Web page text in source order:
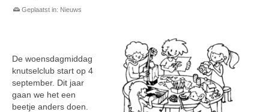
Geplaatst in: Nieuws
De woensdagmiddag
knutselclub start op 4
september. Dit jaar
gaan we het een
beetje anders doen.